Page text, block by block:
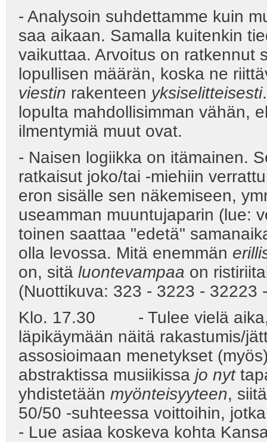
- Analysoin suhdettamme kuin
saa aikaan. Samalla kuitenkin
vaikuttaa. Arvoitus on ratkennut
lopullisen määrän, koska ne
viestin rakenteen yksiselitteisesti
lopulta mahdollisimman vähän,
ilmentymiä muut ovat.
- Naisen logiikka on itämainen.
ratkaisut joko/tai -miehiin
eron sisälle sen näkemiseen,
useamman muuntujaparin (lue:
toinen saattaa "edetä"
olla levossa. Mitä enemmän
on, sitä luontevampaa on
(Nuottikuva: 323 - 3223 - 32223
Klo. 17.30 - Tulee vielä aika,
läpikäymään näitä rakastumis/
assosioimaan menetykset
abstraktissa musiikissa jo nyt
yhdistetään myönteisyyteen,
50/50 -suhteessa voittoihin,
- Lue asiaa koskeva kohta